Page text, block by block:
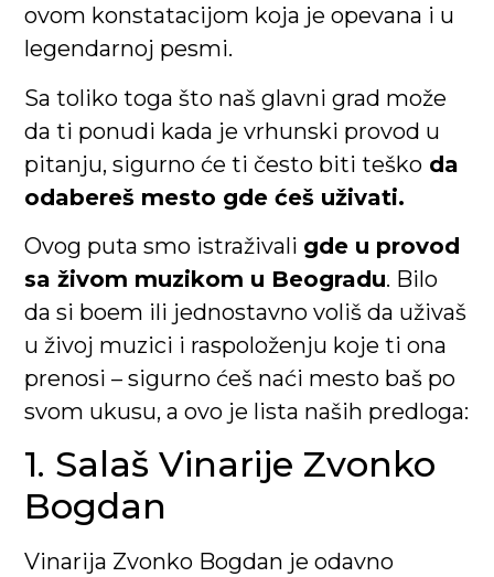
ovom konstatacijom koja je opevana i u
legendarnoj pesmi.
Sa toliko toga što naš glavni grad može
da ti ponudi kada je vrhunski provod u
pitanju, sigurno će ti često biti teško da
odabereš mesto gde ćeš uživati.
Ovog puta smo istraživali gde u provod
sa živom muzikom u Beogradu. Bilo
da si boem ili jednostavno voliš da uživaš
u živoj muzici i raspoloženju koje ti ona
prenosi – sigurno ćeš naći mesto baš po
svom ukusu, a ovo je lista naših predloga:
1. Salaš Vinarije Zvonko
Bogdan
Vinarija Zvonko Bogdan je odavno